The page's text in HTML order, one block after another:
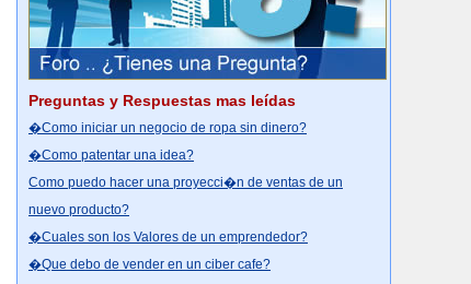
Preguntas y Respuestas mas leídas
�Como iniciar un negocio de ropa sin dinero?
�Como patentar una idea?
Como puedo hacer una proyecci�n de ventas de un
nuevo producto?
�Cuales son los Valores de un emprendedor?
�Que debo de vender en un ciber cafe?